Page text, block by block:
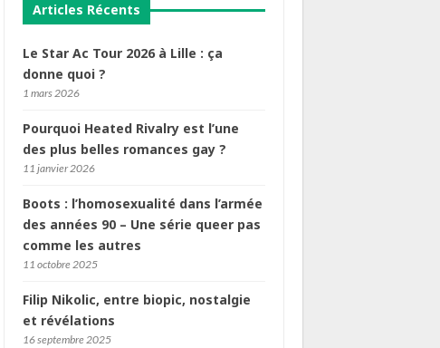
Articles Récents
Le Star Ac Tour 2026 à Lille : ça
donne quoi ?
1 mars 2026
Pourquoi Heated Rivalry est l’une
des plus belles romances gay ?
11 janvier 2026
Boots : l’homosexualité dans l’armée
des années 90 – Une série queer pas
comme les autres
11 octobre 2025
Filip Nikolic, entre biopic, nostalgie
et révélations
16 septembre 2025